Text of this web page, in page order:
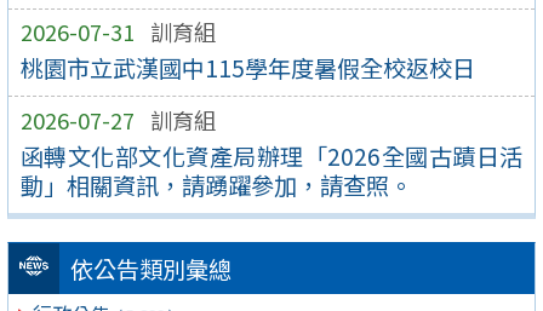
2026-07-31 訓育組
桃園市立武漢國中115學年度暑假全校返校日
2026-07-27 訓育組
函轉文化部文化資產局辦理「2026全國古蹟日活
動」相關資訊，請踴躍參加，請查照。
依公告類別彙總